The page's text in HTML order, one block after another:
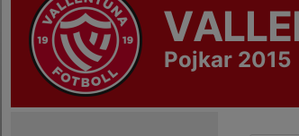
Pojkar 2015